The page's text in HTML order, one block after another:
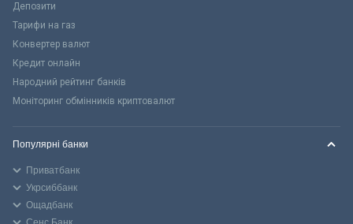
Депозити
Тарифи на газ
Конвертер валют
Кредит онлайн
Народний рейтинг банків
Моніторинг обмінників криптовалют
Популярні банки
Приватбанк
Укрсиббанк
Ощадбанк